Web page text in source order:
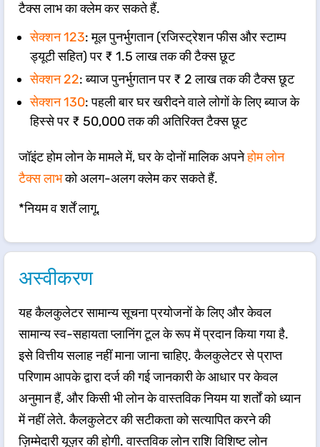
टैक्स लाभ का क्लेम कर सकते हैं.
सेक्शन 123: मूल पुनर्भुगतान (रजिस्ट्रेशन फीस और स्टाम्प
ड्यूटी सहित) पर ₹ 1.5 लाख तक की टैक्स छूट
सेक्शन 22: ब्याज पुनर्भुगतान पर ₹ 2 लाख तक की टैक्स छूट
सेक्शन 130: पहली बार घर खरीदने वाले लोगों के लिए ब्याज के
हिस्से पर ₹ 50,000 तक की अतिरिक्त टैक्स छूट
जॉइंट होम लोन के मामले में, घर के दोनों मालिक अपनेहोम लोन
टैक्स लाभको अलग-अलग क्लेम कर सकते हैं.
*नियम व शर्तें लागू.
अस्वीकरण
यह कैलकुलेटर सामान्य सूचना प्रयोजनों के लिए और केवल
सामान्य स्व-सहायता प्लानिंग टूल के रूप में प्रदान किया गया है.
इसे वित्तीय सलाह नहीं माना जाना चाहिए. कैलकुलेटर से प्राप्त
परिणाम आपके द्वारा दर्ज की गई जानकारी के आधार पर केवल
अनुमान हैं, और किसी भी लोन के वास्तविक नियम या शर्तों को ध्यान
में नहीं लेते. कैलकुलेटर की सटीकता को सत्यापित करने की
ज़िम्मेदारी यूज़र की होगी. वास्तविक लोन राशि विशिष्ट लोन